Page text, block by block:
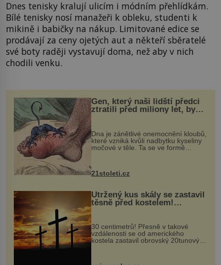
Dnes tenisky kralují ulicím i módním přehlídkám.
Bílé tenisky nosí manažeři k obleku, studenti k
mikině i babičky na nákup. Limitované edice se
prodávají za ceny ojetých aut a někteří sběratelé
své boty raději vystavují doma, než aby v nich
chodili venku.
Gen, který naši lidští předci
ztratili před miliony let, by
mohl pomoci s léčbou
„nemoci králů“
Dna je zánětlivé onemocnění kloubů,
které vzniká kvůli nadbytku kyseliny
močové v těle. Ta se ve formě
nohou, a způsobuje bole...
21stoleti.cz
Utržený kus skály se zastavil
těsně před kostelem!
Ochránila ho boží síla?
30 centimetrů! Přesně v takové
vzdálenosti se od amerického
kostela zastavil obrovský 20tunový